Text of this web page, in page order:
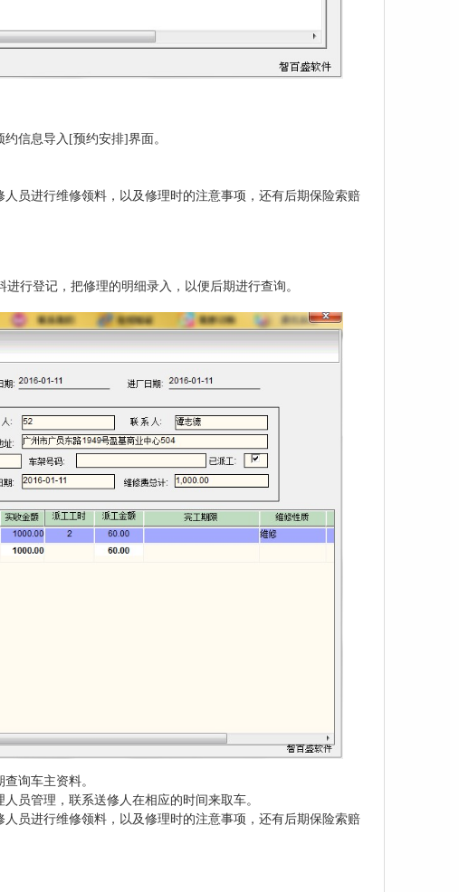
信息导入[预约安排]界面。
员进行维修领料，以及修理时的注意事项，还有后期保险索赔
行登记，把修理的明细录入，以便后期进行查询。
询车主资料。
员管理，联系送修人在相应的时间来取车。
员进行维修领料，以及修理时的注意事项，还有后期保险索赔